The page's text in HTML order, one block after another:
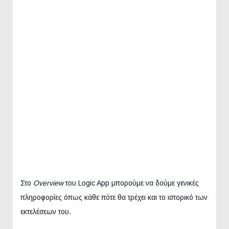
Στο Overviewτου Logic App μπορούμε να δούμε γενικές
πληροφορίες όπως κάθε πότε θα τρέχει και το ιστορικό των
εκτελέσεων του.